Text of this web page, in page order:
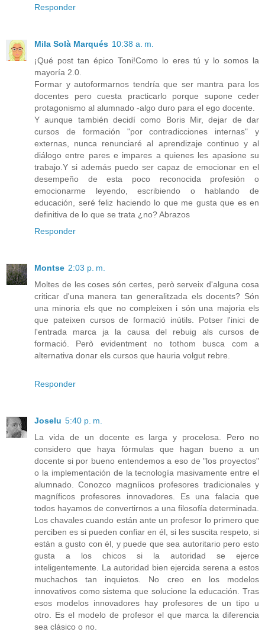
Responder
Mila Solà Marqués 10:38 a. m.
¡Qué post tan épico Toni!Como lo eres tú y lo somos la
mayoría 2.0.
Formar y autoformarnos tendría que ser mantra para los
docentes pero cuesta practicarlo porque supone ceder
protagonismo al alumnado -algo duro para el ego docente.
Y aunque también decidí como Boris Mir, dejar de dar
cursos de formación "por contradicciones internas" y
externas, nunca renunciaré al aprendizaje continuo y al
diálogo entre pares e impares a quienes les apasione su
trabajo.Y si además puedo ser capaz de emocionar en el
desempeño de esta poco reconocida profesión o
emocionarme leyendo, escribiendo o hablando de
educación, seré feliz haciendo lo que me gusta que es en
definitiva de lo que se trata ¿no? Abrazos
Responder
Montse 2:03 p. m.
Moltes de les coses són certes, però serveix d'alguna cosa
criticar d'una manera tan generalitzada els docents? Són
una minoria els que no compleixen i són una majoria els
que pateixen cursos de formació inútils. Potser l'inici de
l'entrada marca ja la causa del rebuig als cursos de
formació. Però evidentment no tothom busca com a
alternativa donar els cursos que hauria volgut rebre.
Responder
Joselu 5:40 p. m.
La vida de un docente es larga y procelosa. Pero no
considero que haya fórmulas que hagan bueno a un
docente si por bueno entendemos a eso de "los proyectos"
o la implementación de la tecnología masivamente entre el
alumnado. Conozco magníicos profesores tradicionales y
magníficos profesores innovadores. Es una falacia que
todos hayamos de convertirnos a una filosofía determinada.
Los chavales cuando están ante un profesor lo primero que
perciben es si pueden confiar en él, si les suscita respeto, si
están a gusto con él, y puede que sea autoritario pero esto
gusta a los chicos si la autoridad se ejerce
inteligentemente. La autoridad bien ejercida serena a estos
muchachos tan inquietos. No creo en los modelos
innovativos como sistema que solucione la educación. Tras
esos modelos innovadores hay profesores de un tipo u
otro. Es el modelo de profesor el que marca la diferencia
sea clásico o no.